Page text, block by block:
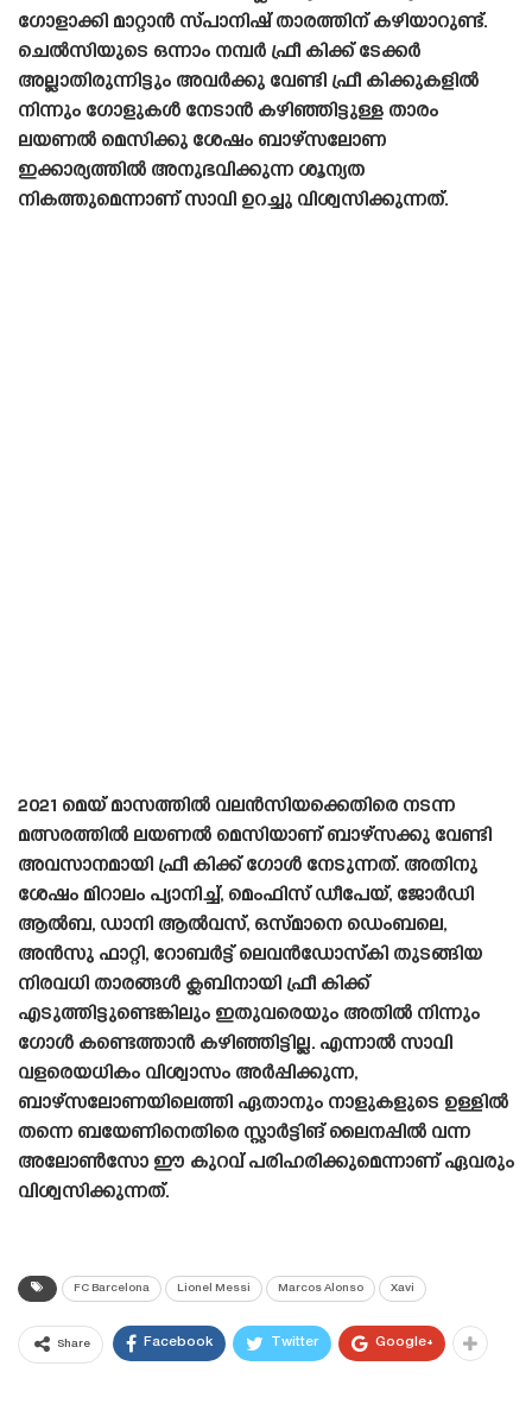
ഗോളാക്കി മാറ്റാൻ സ്‌പാനിഷ്‌ താരത്തിന് കഴിയാറുണ്ട്.
ചെൽസിയുടെ ഒന്നാം നമ്പർ ഫ്രീ കിക്ക് ടേക്കർ
അല്ലാതിരുന്നിട്ടും അവർക്കു വേണ്ടി ഫ്രീ കിക്കുകളിൽ
നിന്നും ഗോളുകൾ നേടാൻ കഴിഞ്ഞിട്ടുള്ള താരം
ലയണൽ മെസിക്കു ശേഷം ബാഴ്‌സലോണ
ഇക്കാര്യത്തിൽ അനുഭവിക്കുന്ന ശൂന്യത
നികത്തുമെന്നാണ് സാവി ഉറച്ചു വിശ്വസിക്കുന്നത്.
2021 മെയ് മാസത്തിൽ വലൻസിയക്കെതിരെ നടന്ന
മത്സരത്തിൽ ലയണൽ മെസിയാണ് ബാഴ്‌സക്കു വേണ്ടി
അവസാനമായി ഫ്രീ കിക്ക് ഗോൾ നേടുന്നത്. അതിനു
ശേഷം മിറാലം പ്യാനിച്ച്, മെംഫിസ് ഡീപേയ്, ജോർഡി
ആൽബ, ഡാനി ആൽവസ്, ഒസ്മാനെ ഡെംബലെ,
അൻസു ഫാറ്റി, റോബർട്ട് ലെവൻഡോസ്‌കി തുടങ്ങിയ
നിരവധി താരങ്ങൾ ക്ലബിനായി ഫ്രീ കിക്ക്
എടുത്തിട്ടുണ്ടെങ്കിലും ഇതുവരെയും അതിൽ നിന്നും
ഗോൾ കണ്ടെത്താൻ കഴിഞ്ഞിട്ടില്ല. എന്നാൽ സാവി
വളരെയധികം വിശ്വാസം അർപ്പിക്കുന്ന,
ബാഴ്‌സലോണയിലെത്തി ഏതാനും നാളുകളുടെ ഉള്ളിൽ
തന്നെ ബയേണിനെതിരെ സ്റ്റാർട്ടിങ് ലൈനപ്പിൽ വന്ന
അലോൺസോ ഈ കുറവ് പരിഹരിക്കുമെന്നാണ് ഏവരും
വിശ്വസിക്കുന്നത്.
FC Barcelona Lionel Messi Marcos Alonso Xavi
Share Facebook Twitter Google+